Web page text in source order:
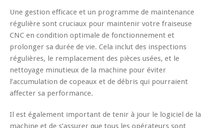
Une gestion efficace et un programme de maintenance
régulière sont cruciaux pour maintenir votre fraiseuse
CNC en condition optimale de fonctionnement et
prolonger sa durée de vie. Cela inclut des inspections
régulières, le remplacement des pièces usées, et le
nettoyage minutieux de la machine pour éviter
l’accumulation de copeaux et de débris qui pourraient
affecter sa performance.
Il est également important de tenir à jour le logiciel de la
machine et de s’assurer que tous les opérateurs sont